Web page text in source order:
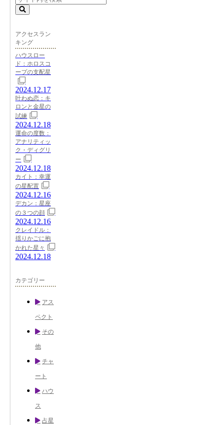
アクセスラン
キング
ハウスロー
ド：ホロスコ
ープの支配星
2024.12.17
叶わぬ恋：キ
ロンと金星の
試練
2024.12.18
運命の度数：
アナリティッ
ク・ディグリ
ー
2024.12.18
カイト：幸運
の星配置
2024.12.16
デカン：星座
の３つの顔
2024.12.16
クレイドル：
揺りかごに抱
かれた星々
2024.12.18
カテゴリー
アス
ペクト
その
他
チャ
ート
ハウ
ス
占星